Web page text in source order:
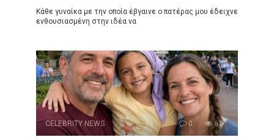
Κάθε γυναίκα με την οποία έβγαινε ο πατέρας μου έδειχνε
ενθουσιασμένη στην ιδέα να
CELEBRITY NEWS 0 61